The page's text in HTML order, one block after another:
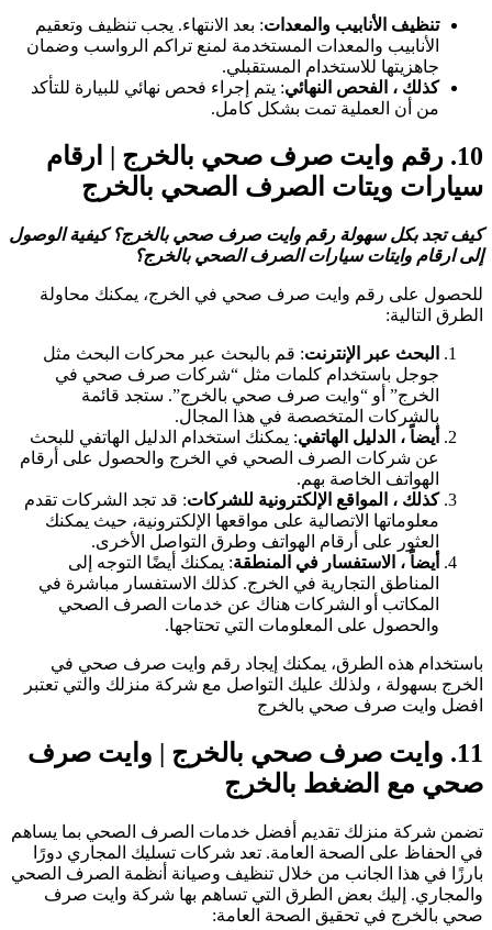
تنظيف الأنابيب والمعدات: بعد الانتهاء. يجب تنظيف وتعقيم
الأنابيب والمعدات المستخدمة لمنع تراكم الرواسب وضمان
جاهزيتها للاستخدام المستقبلي.
كذلك ، الفحص النهائي: يتم إجراء فحص نهائي للبيارة للتأكد
من أن العملية تمت بشكل كامل.
رقم وايت صرف صحي بالخرج | ارقام
ويتات الصرف الصحي بالخرج
تجد بكل سهولة رقم وايت صرف صحي بالخرج؟ كيفية الوصول
ارقام وايتات سيارات الصرف الصحي بالخرج؟
على رقم وايت صرف صحي في الخرج، يمكنك محاولة
التالية:
البحث عبر الإنترنت: قم بالبحث عبر محركات البحث مثل
جوجل باستخدام كلمات مثل “شركات صرف صحي في
الخرج” أو “وايت صرف صحي بالخرج”. ستجد قائمة
بالشركات المتخصصة في هذا المجال.
أيضاً ، الدليل الهاتفي: يمكنك استخدام الدليل الهاتفي للبحث
عن شركات الصرف الصحي في الخرج والحصول على أرقام
الهواتف الخاصة بهم.
كذلك ، المواقع الإلكترونية للشركات: قد تجد الشركات تقدم
معلوماتها الاتصالية على مواقعها الإلكترونية، حيث يمكنك
العثور على أرقام الهواتف وطرق التواصل الأخرى.
أيضاً ، الاستفسار في المنطقة: يمكنك أيضًا التوجه إلى
المناطق التجارية في الخرج. كذلك الاستفسار مباشرة في
المكاتب أو الشركات هناك عن خدمات الصرف الصحي
والحصول على المعلومات التي تحتاجها.
هذه الطرق، يمكنك إيجاد رقم وايت صرف صحي في
بسهولة ، ولذلك عليك التواصل مع شركة منزلك والتي تعتبر
وايت صرف صحي بالخرج
وايت صرف صحي بالخرج | وايت صرف
مع الضغط بالخرج
شركة منزلك تقديم أفضل خدمات الصرف الصحي بما يساهم
الحفاظ على الصحة العامة. تعد شركات تسليك المجاري دورًا
في هذا الجانب من خلال تنظيف وصيانة أنظمة الصرف الصحي
إليك بعض الطرق التي تساهم بها شركة وايت صرف
بالخرج في تحقيق الصحة العامة: